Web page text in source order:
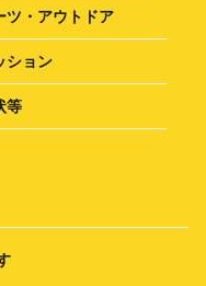
ツ・アウトドア
ション
等